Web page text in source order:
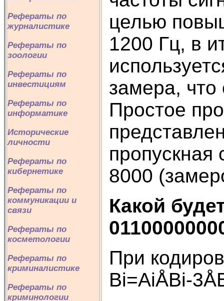
Рефераты по
журналистике
Рефераты по
зоологии
Рефераты по
инвестициям
Рефераты по
информатике
Исторические
личности
Рефераты по
кибернетике
Рефераты по
коммуникации и
связи
Рефераты по
косметологии
Рефераты по
криминалистике
Рефераты по
криминологии
целью
1200 Гц, в
замера, что
Простое
пропускная
8000
Какой
При
Bi=AiÅBi-